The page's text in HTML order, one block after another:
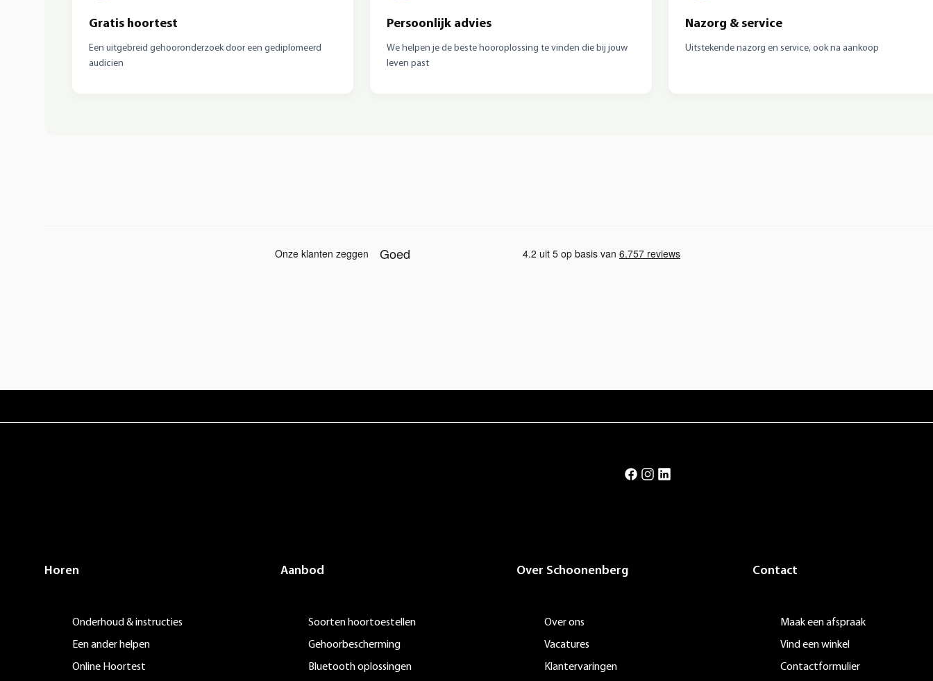
Gratis hoortest
Een uitgebreid gehooronderzoek door een gediplomeerd
audicien
Persoonlijk advies
We helpen je de beste hooroplossing te vinden die bij jouw
leven past
Nazorg & service
Uitstekende nazorg en service, ook na aankoop
Horen
Onderhoud & instructies
Een ander helpen
Online Hoortest
Aanbod
Soorten hoortoestellen
Gehoorbescherming
Bluetooth oplossingen
Over Schoonenberg
Over ons
Vacatures
Klantervaringen
Contact
Maak een afspraak
Vind een winkel
Contactformulier